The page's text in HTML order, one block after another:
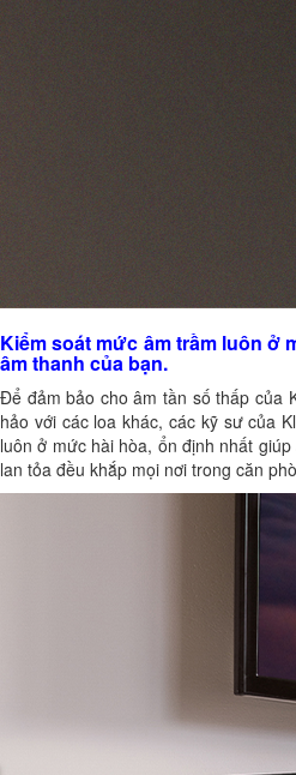
Kiểm soát mức âm trầm luôn ở
âm thanh của bạn.
Để đảm bảo cho âm tần số thấp của
hảo với các loa khác, các kỹ sư của
luôn ở mức hài hòa, ổn định nhất
lan tỏa đều khắp mọi nơi trong căn